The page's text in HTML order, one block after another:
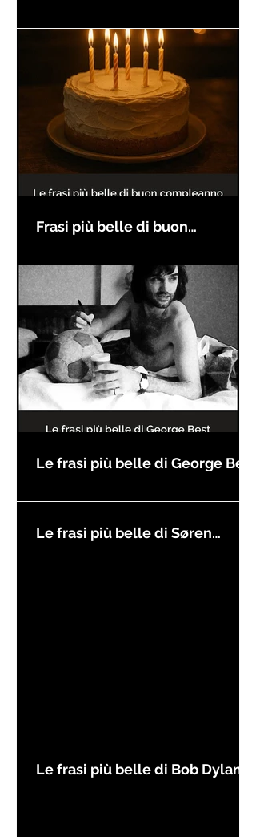
Frasi più belle di buon
Le frasi più belle di George Best
Le frasi più belle di Søren
Le frasi più belle di Bob Dylan